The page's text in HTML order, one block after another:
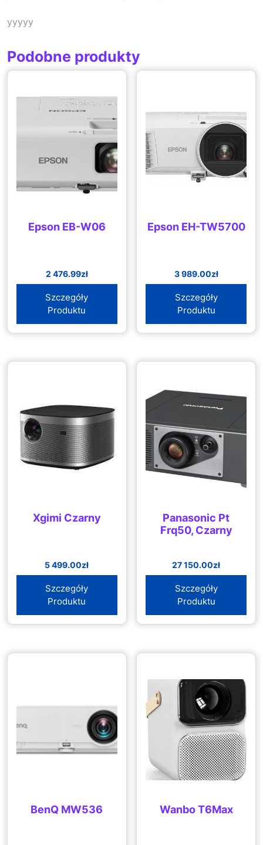
yyyyy
Podobne produkty
Epson EB-W06
2 476.99zł
Szczegóły
Produktu
Epson EH-TW5700
3 989.00zł
Szczegóły
Produktu
Xgimi Czarny
5 499.00zł
Szczegóły
Produktu
Panasonic Pt
Frq50, Czarny
27 150.00zł
Szczegóły
Produktu
BenQ MW536 Wanbo T6Max